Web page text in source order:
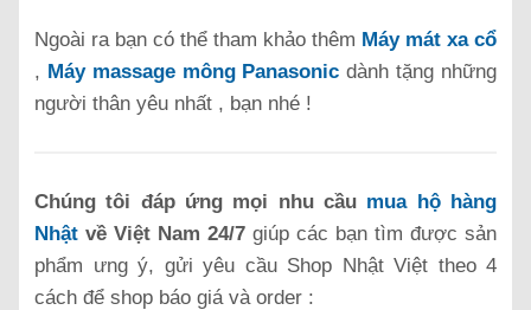
Ngoài ra bạn có thể tham khảo thêm Máy mát xa cổ
, Máy massage mông Panasonic dành tặng những
người thân yêu nhất , bạn nhé !
Chúng tôi đáp ứng mọi nhu cầu mua hộ hàng
Nhật về Việt Nam 24/7 giúp các bạn tìm được sản
phẩm ưng ý, gửi yêu cầu Shop Nhật Việt theo 4
cách để shop báo giá và order :